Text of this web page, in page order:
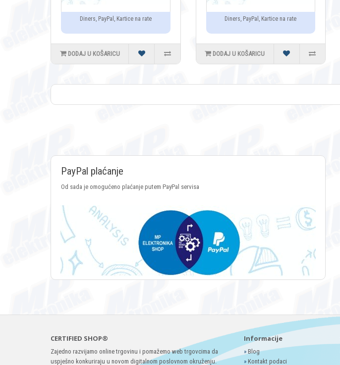
Diners, PayPal, Kartice na rate
DODAJ U KOŠARICU
Diners, PayPal, Kartice na rate
DODAJ U KOŠARICU
PayPal plaćanje
Od sada je omogućeno plaćanje putem PayPal servisa
CERTIFIED SHOP®
Zajedno razvijamo online trgovinu i pomažemo web trgovcima da
uspješno konkuriraju u novom digitalnom poslovnom okruženju.
Informacije
» Blog
» Kontakt podaci